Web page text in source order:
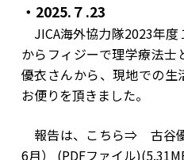
・2025.７.23
JICA海外協力隊2023年度
からフィジーで理学療法
優衣さんから、現地での
お便りを頂きました。
報告は、こちら⇒ 古谷
6月） (PDFファイル